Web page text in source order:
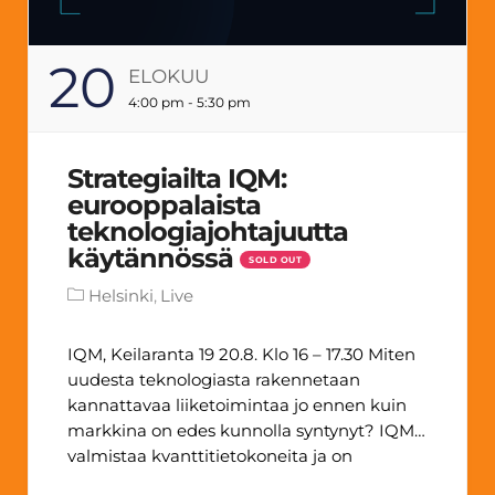
20 ELOKUU
4:00 pm - 5:30 pm
Strategiailta IQM:
eurooppalaista
teknologiajohtajuutta
käytännössä
SOLD OUT
Helsinki Live
IQM, Keilaranta 19 20.8. Klo 16 – 17.30 Miten
uudesta teknologiasta rakennetaan
kannattavaa liiketoimintaa jo ennen kuin
markkina on edes kunnolla syntynyt? IQM
valmistaa kvanttitietokoneita ja on